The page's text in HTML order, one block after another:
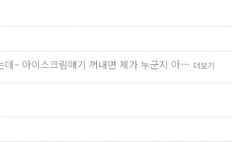
데~ 아이스크림얘기 꺼내면 제가 누군지 아… 더보기